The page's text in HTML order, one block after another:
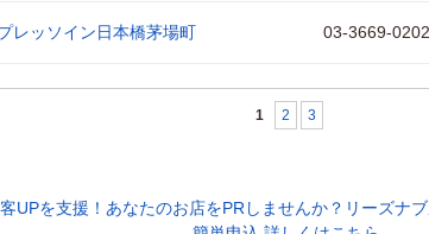
レッソイン日本橋茅場町 03-3669-0202
1 2 3